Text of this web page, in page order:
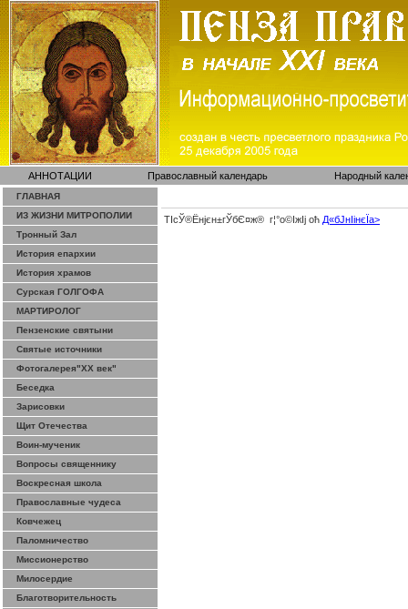
АННОТАЦИИ Православный календарь Народный
ГЛАВНАЯ
ИЗ ЖИЗНИ МИТРОПОЛИИ
Тронный Зал
История епархии
История храмов
Сурская ГОЛГОФА
МАРТИРОЛОГ
Пензенские святыни
Святые источники
Фотогалерея"ХХ век"
Беседка
Зарисовки
Щит Отечества
Воин-мученик
Вопросы священнику
Воскресная школа
Православные чудеса
Ковчежец
Паломничество
Миссионерство
Милосердие
Благотворительность
ТІсЎ®Ёнјєн±­гЎ­бЄ¤ж® г¦°о©ІжІј оћ Д«бЈ­нІінєЇa>